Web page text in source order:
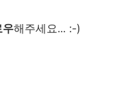
우해주세요... :-)